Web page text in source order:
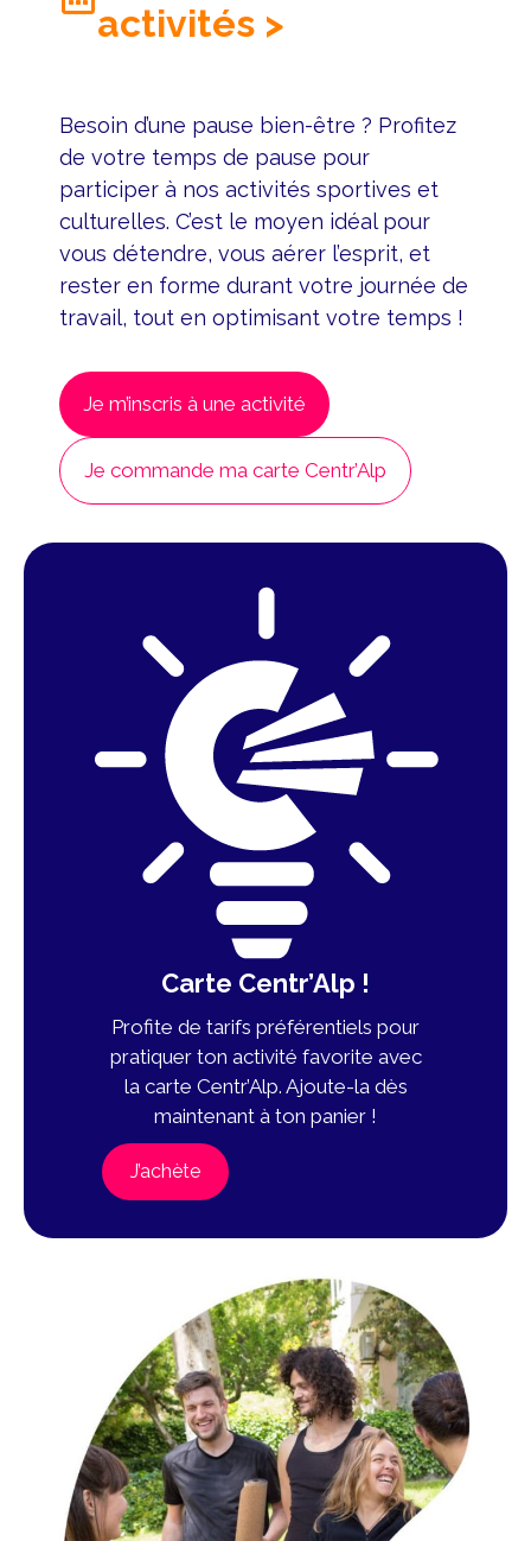
activités >
Besoin d’une pause bien-être ? Profitez
de votre temps de pause pour
participer à nos activités sportives et
culturelles. C’est le moyen idéal pour
vous détendre, vous aérer l’esprit, et
rester en forme durant votre journée de
travail, tout en optimisant votre temps !
Je m’inscris à une activité
Je commande ma carte Centr’Alp
Carte Centr’Alp !
Profite de tarifs préférentiels pour
pratiquer ton activité favorite avec
la carte Centr’Alp. Ajoute-la dès
maintenant à ton panier !
J’achète